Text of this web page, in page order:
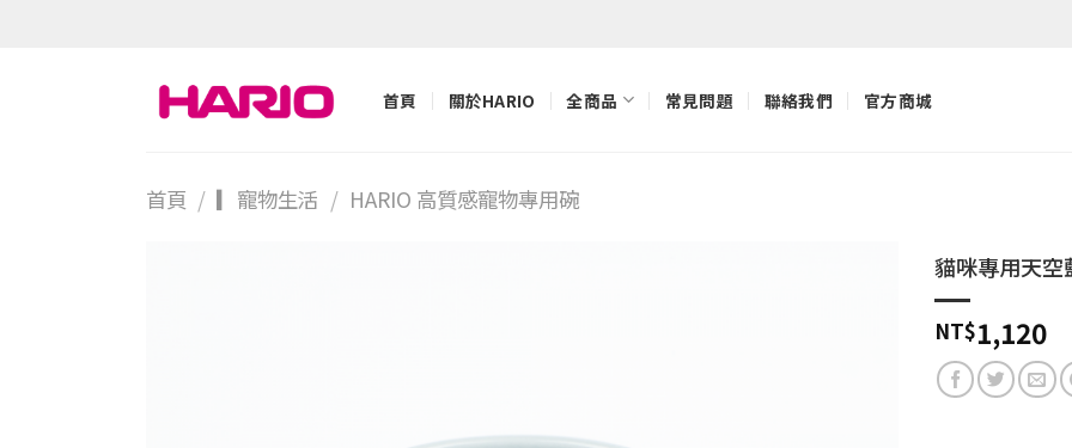
首頁 關於HARIO 全商品 常見問題 聯絡我們 官方商城
首頁 / ▎寵物生活 / HARIO 高質感寵物專用碗
貓咪專用天空
NT$1,120